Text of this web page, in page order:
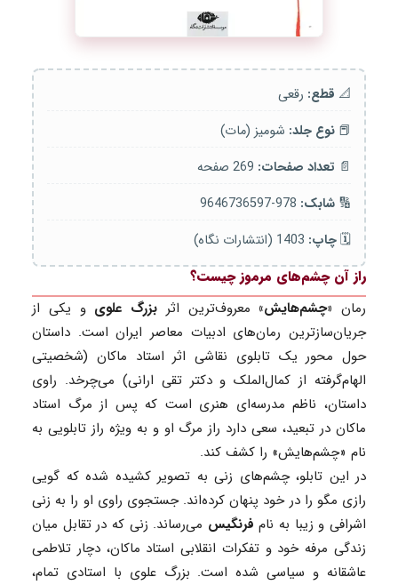
📐 قطع: رقعی
📕 نوع جلد: شومیز (مات)
📄 تعداد صفحات:
🔢 شابک:
🗓️چاپ:
راز آن چشم‌های مرموز چیست؟
رمان «چشم‌هایش» معروف‌ترین اثر بزرگ علوی و یکی از
جریان‌سازترین رمان‌های ادبیات معاصر ایران است. داستان
حول محور یک تابلوی نقاشی اثر استاد ماکان (شخصیتی
الهام‌گرفته از کمال‌الملک و دکتر تقی ارانی) می‌چرخد. راوی
داستان، ناظم مدرسه‌ای هنری است که پس از مرگ استاد
ماکان در تبعید، سعی دارد راز مرگ او و به ویژه راز تابلویی به
نام «چشم‌هایش» را کشف کند.
در این تابلو، چشم‌های زنی به تصویر کشیده شده که گویی
رازی مگو را در خود پنهان کرده‌اند. جستجوی راوی او را به زنی
اشرافی و زیبا به نام فرنگیس می‌رساند. زنی که در تقابل میان
زندگی مرفه خود و تفکرات انقلابی استاد ماکان، دچار تلاطمی
عاشقانه و سیاسی شده است. بزرگ علوی با استادی تمام،